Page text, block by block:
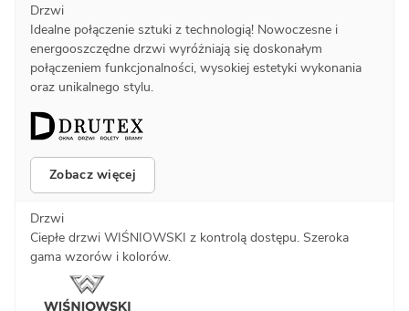
Drzwi
Idealne połączenie sztuki z technologią! Nowoczesne i
energooszczędne drzwi wyróżniają się doskonałym
połączeniem funkcjonalności, wysokiej estetyki wykonania
oraz unikalnego stylu.
Zobacz więcej
Drzwi
Ciepłe drzwi WIŚNIOWSKI z kontrolą dostępu. Szeroka
gama wzorów i kolorów.